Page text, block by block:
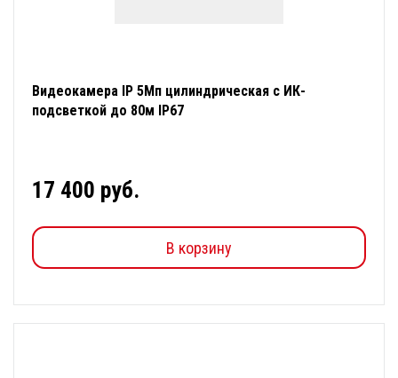
Видеокамера IP 5Мп цилиндрическая с ИК-
подсветкой до 80м IP67
17 400 руб.
В корзину